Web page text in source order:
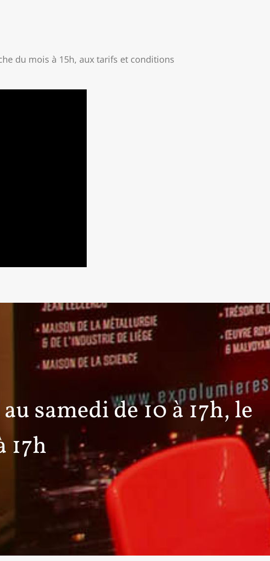
du mois à 15h, aux tarifs et conditions
samedi de 10 à 17h, le
17h